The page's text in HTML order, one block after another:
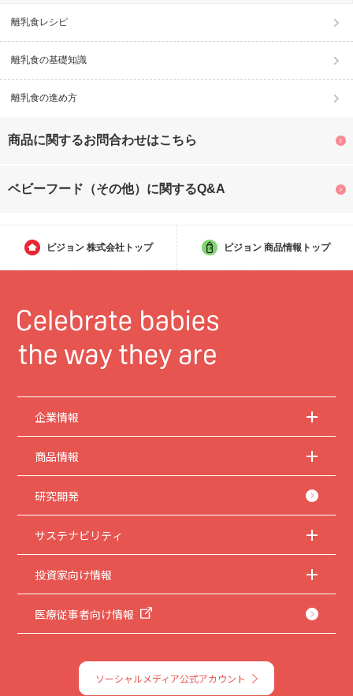
離乳食レシピ
離乳食の基礎知識
離乳食の進め方
商品に関するお問合わせはこちら
ベビーフード（その他）に関するQ&A
ピジョン 株式会社トップ ピジョン 商品情報トップ
企業情報
商品情報
研究開発
サステナビリティ
投資家向け情報
医療従事者向け情報
ソーシャルメディア公式アカウント